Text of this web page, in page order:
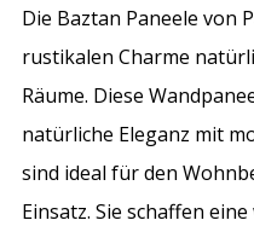
Die Baztan Paneele von
rustikalen Charme
Räume. Diese
natürliche Eleganz mit
sind ideal für den
Einsatz. Sie schaffen